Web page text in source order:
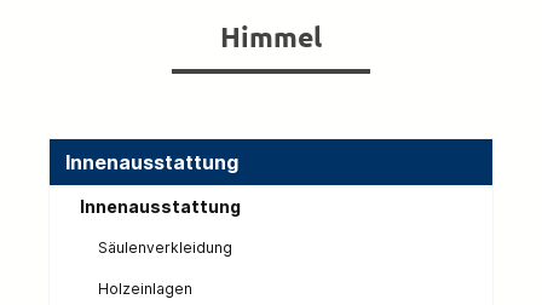
Himmel
Innenausstattung
Innenausstattung
Säulenverkleidung
Holzeinlagen